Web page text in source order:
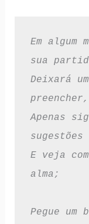
Em algum
sua
Deixará
preencher,
Apenas
sugestões
E veja
alma;
Pegue um